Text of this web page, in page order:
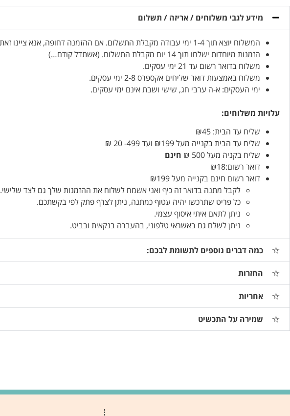
מידע לגבי משלוחים / אריזה / תשלום
המשלוח יוצא תוך 1-4 ימי עבודה מקבלת התשלום. אם ההזמנה דחופה, אנא ציינו זאת בהזמנה.
הזמנות מיוחדות ישלחו תוך 14 יום מקבלת התשלום. (אשתדל קודם…)
משלוח בדואר רשום עד 21 ימי עסקים.
משלוח באמצעות דואר שליחים אקספרס 2-8 ימי עסקים.
ימי העסקים: א-ה ערבי חג, שישי ושבת אינם ימי עסקים.
עלויות משלוחים:
שליח עד הבית: ₪45
שליח עד הבית בקנייה מעל ₪199 ועד 499- 20 ₪
שליח בקניה מעל 500 ₪
חינם
דואר רשום:₪18
דואר רשום חינם בקנייה מעל ₪199
לקבל מתנה בדואר זה כיף ואני אשמח לשלוח את ההזמנות שלך גם לצד שלישי.
כל פריט שתרכשו יהיה עטוף כמתנה, ניתן לצרף פתק לפי בקשתכם.
ניתן לתאם איתי איסוף עצמי.
ניתן לשלם גם באשראי טלפוני, בהעברה בנקאית ובביט.
כמה דברים נוספים לתשומת לבכם:
החזרות
אחריות
שמירה על התכשיט